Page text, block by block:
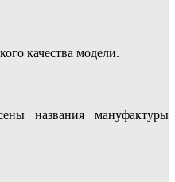
качества модели.
названия мануфактуры